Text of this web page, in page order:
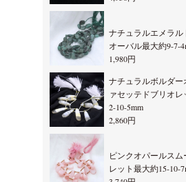
ナチュラルエメラル
オーバル最大約9-7-
1,980円
ナチュラルボルダー
ァセッテドブリオレ
2-10-5mm
2,860円
ピンクオパールスム
レット最大約15-10-